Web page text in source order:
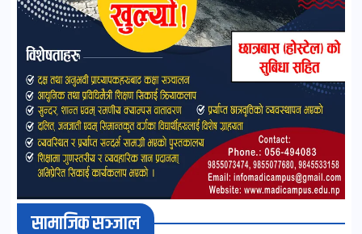
सामाजिक सञ्जाल